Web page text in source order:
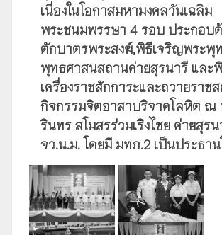
เนื่องในโอกาสมหามงคลวันเฉลิม
พระชนมพรรษา 4 รอบ ประกอบ
ตักบาตรพระสงฆ์,พิธีเจริญพระ
พุทธศาสนสถานค่ายสุรนารี และ
เครื่องราชสักการะและถวายราช
กิจกรรมจิตอาสาบริจาคโลหิต ณ
รินทร สโมสรร่วมเริงไชย ค่ายสุรน
จว.น.ม. โดยมี มทภ.2 เป็นประธา